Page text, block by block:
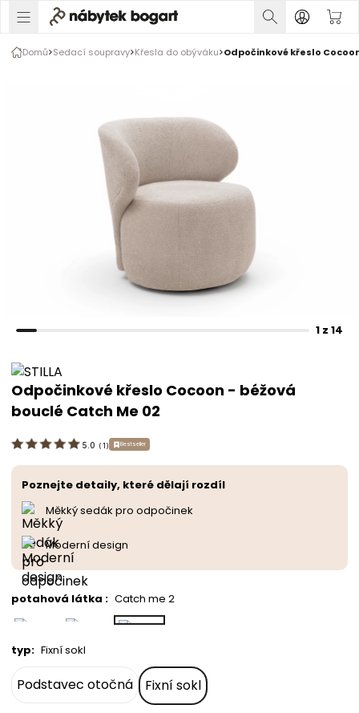
Domů Sedací soupravy Křesla do obýváku Odpočinkové křeslo
1 z 14
Odpočinkové křeslo Cocoon - béžová
bouclé Catch Me 02
5.0 ( 1 ) Bestseller
Poznejte detaily, které dělají rozdíl
Měkký sedák pro odpočinek
Moderní design
potahová látka : Catch me 2
typ: Fixní sokl
Podstavec otočná Fixní sokl